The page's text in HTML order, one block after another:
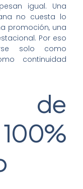
igual. Una
no cuesta lo
promoción, una
Por eso
solo como
continuidad
de